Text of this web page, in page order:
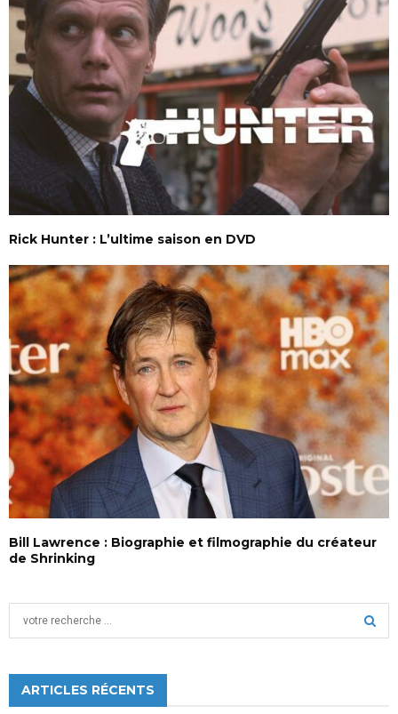
Rick Hunter : L’ultime saison en DVD
Bill Lawrence : Biographie et filmographie du créateur
de Shrinking
h
ARTICLES RÉCENTS